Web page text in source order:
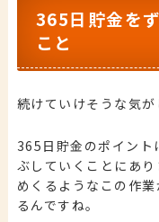
365日貯金を
こと
続けていけそうな気が
365日貯金のポイント
ぶしていくことにあ
めくるようなこの作
るんですね。